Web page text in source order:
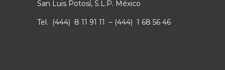
San Luis Potosí, S.L.P. México
Tel. (444) 8 11 91 11 – (444) 1 68 56 46